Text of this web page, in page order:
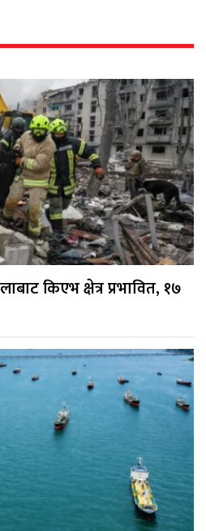
किएभ क्षेत्र प्रभावित, १७